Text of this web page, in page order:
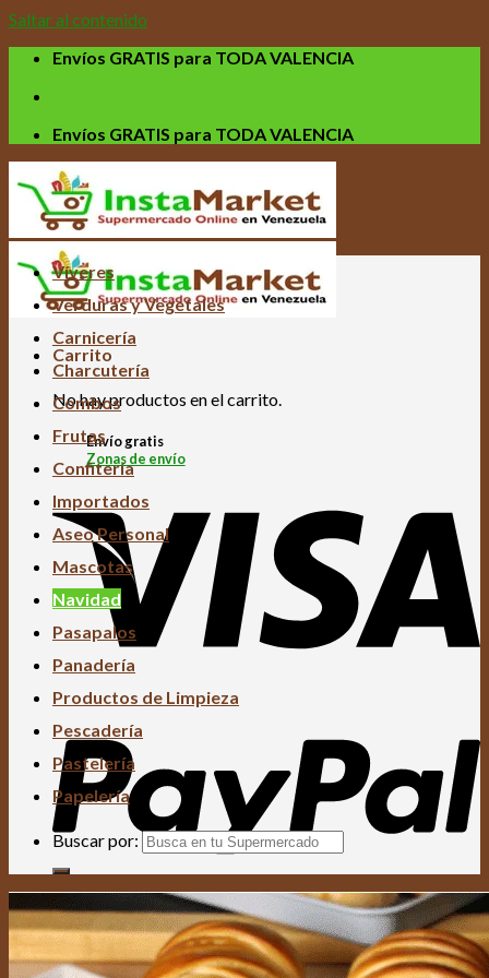
Saltar al contenido
Envíos GRATIS para TODA VALENCIA
Envíos GRATIS para TODA VALENCIA
Carrito
No hay productos en el carrito.
Envío gratis
Zonas de envío
Víveres
Verduras y Vegetales
Carnicería
Charcutería
Combos
Frutas
Confitería
Importados
Aseo Personal
Mascotas
Navidad
Pasapalos
Panadería
Productos de Limpieza
Pescadería
Pastelería
Papelería
Buscar por: